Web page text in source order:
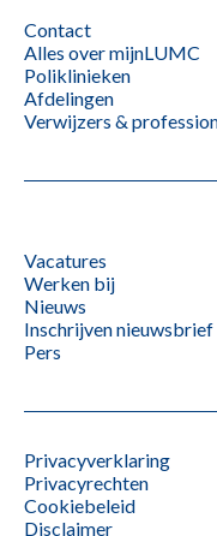
Contact
Alles over mijnLUMC
Poliklinieken
Afdelingen
Verwijzers &
Vacatures
Werken bij
Nieuws
Inschrijven nieuwsbrief
Pers
Privacyverklaring
Privacyrechten
Cookiebeleid
Disclaimer